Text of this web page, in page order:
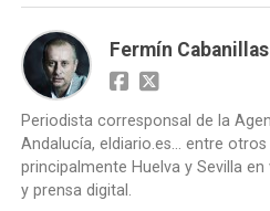
Fermín
Periodista corresponsal de la
Andalucía, eldiario.es... entre
principalmente Huelva y Sevilla
y prensa digital.